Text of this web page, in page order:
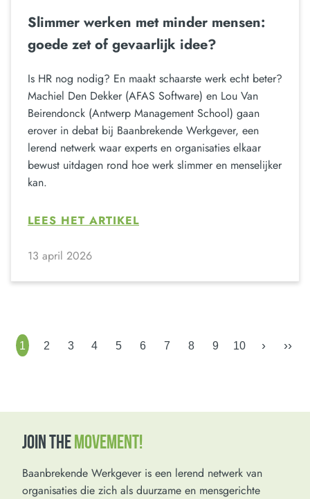
Slimmer werken met minder mensen:
goede zet of gevaarlijk idee?
Is HR nog nodig? En maakt schaarste werk echt beter?
Machiel Den Dekker (AFAS Software) en Lou Van
Beirendonck (Antwerp Management School) gaan
erover in debat bij Baanbrekende Werkgever, een
lerend netwerk waar experts en organisaties elkaar
bewust uitdagen rond hoe werk slimmer en menselijker
kan.
LEES HET ARTIKEL
13 april 2026
1 2 3 4 5 6 7 8 9 10 › ››
JOIN THEMOVEMENT!
Baanbrekende Werkgever is een lerend netwerk van
organisaties die zich als duurzame en mensgerichte